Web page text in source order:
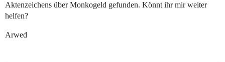
Aktenzeichens über Monkogeld gefunden. Könnt ihr mir weiter
helfen?
Arwed